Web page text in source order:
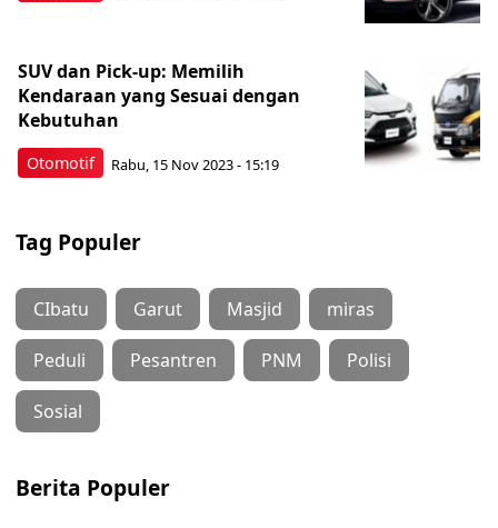
Otomotif
SUV dan Pick-up: Memilih
Kendaraan yang Sesuai dengan
Kebutuhan
Rabu, 15 Nov 2023 - 15:19
Tag Populer
CIbatu Garut Masjid miras
Peduli Pesantren PNM Polisi
Sosial
Berita Populer